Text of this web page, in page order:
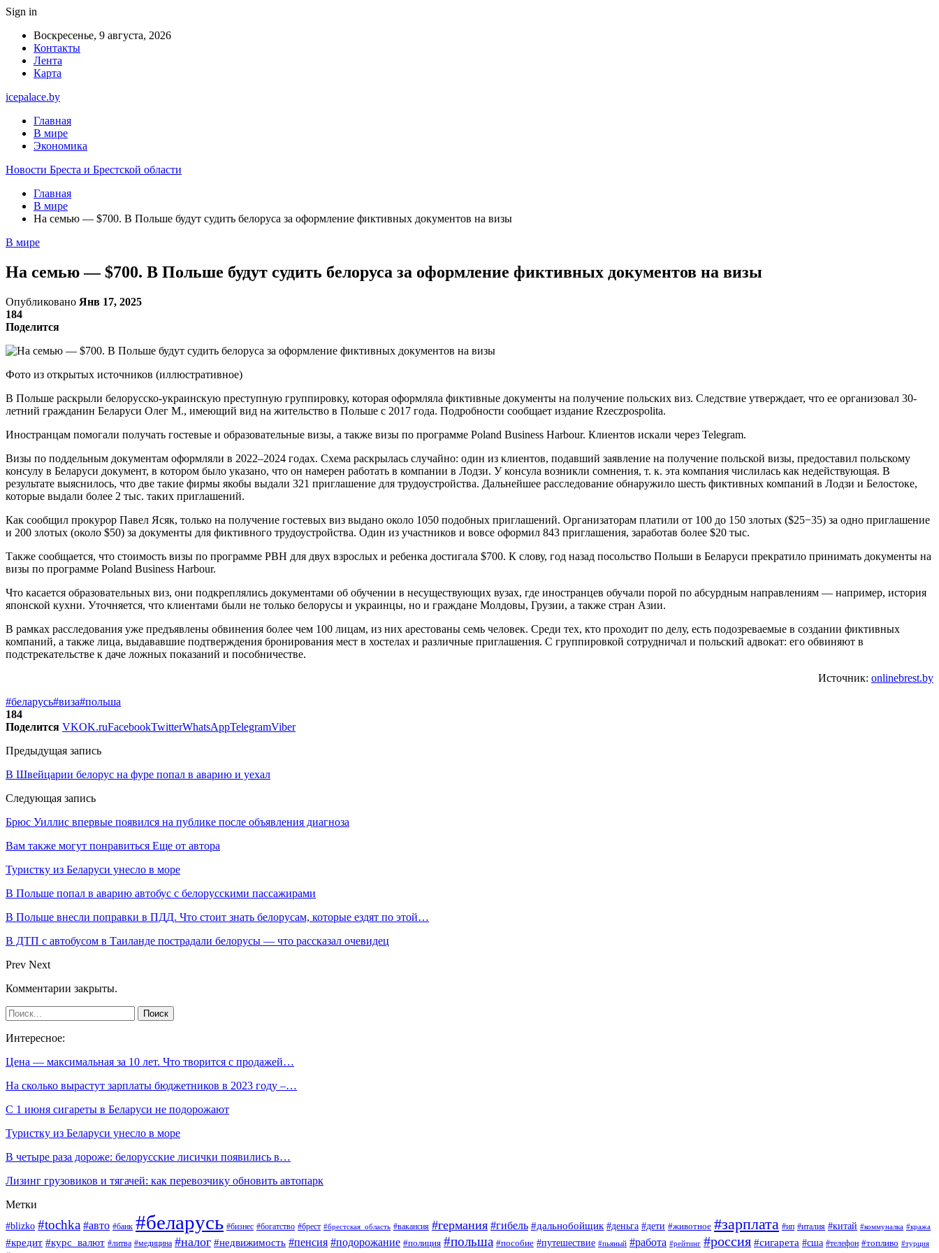
Sign in
Воскресенье, 9 августа, 2026
Контакты
Лента
Карта
icepalace.by
Главная
В мире
Экономика
Новости Бреста и Брестской области
Главная
В мире
На семью — $700. В Польше будут судить белоруса за оформление фиктивных документов на визы
В мире
На семью — $700. В Польше будут судить белоруса за оформление фиктивных документов на визы
Опубликовано Янв 17, 2025
184
Поделится
Фото из открытых источников (иллюстративное)
В Польше раскрыли белорусско-украинскую преступную группировку, которая оформляла фиктивные документы на получение польских виз. Следствие утверждает, что ее организовал 30-
летний гражданин Беларуси Олег М., имеющий вид на жительство в Польше с 2017 года. Подробности сообщает издание Rzeczpospolita.
Иностранцам помогали получать гостевые и образовательные визы, а также визы по программе Poland Business Harbour. Клиентов искали через Telegram.
Визы по поддельным документам оформляли в 2022–2024 годах. Схема раскрылась случайно: один из клиентов, подавший заявление на получение польской визы, предоставил польскому
консулу в Беларуси документ, в котором было указано, что он намерен работать в компании в Лодзи. У консула возникли сомнения, т. к. эта компания числилась как недействующая. В
результате выяснилось, что две такие фирмы якобы выдали 321 приглашение для трудоустройства. Дальнейшее расследование обнаружило шесть фиктивных компаний в Лодзи и Белостоке,
которые выдали более 2 тыс. таких приглашений.
Как сообщил прокурор Павел Ясяк, только на получение гостевых виз выдано около 1050 подобных приглашений. Организаторам платили от 100 до 150 злотых ($25−35) за одно приглашение
и 200 злотых (около $50) за документы для фиктивного трудоустройства. Один из участников и вовсе оформил 843 приглашения, заработав более $20 тыс.
Также сообщается, что стоимость визы по программе PBH для двух взрослых и ребенка достигала $700. К слову, год назад посольство Польши в Беларуси прекратило принимать документы на
визы по программе Poland Business Harbour.
Что касается образовательных виз, они подкреплялись документами об обучении в несуществующих вузах, где иностранцев обучали порой по абсурдным направлениям — например, история
японской кухни. Уточняется, что клиентами были не только белорусы и украинцы, но и граждане Молдовы, Грузии, а также стран Азии.
В рамках расследования уже предъявлены обвинения более чем 100 лицам, из них арестованы семь человек. Среди тех, кто проходит по делу, есть подозреваемые в создании фиктивных
компаний, а также лица, выдававшие подтверждения бронирования мест в хостелах и различные приглашения. С группировкой сотрудничал и польский адвокат: его обвиняют в
подстрекательстве к даче ложных показаний и пособничестве.
Источник: onlinebrest.by
#беларусь#виза#польша
184
Поделится VKOK.ruFacebookTwitterWhatsAppTelegramViber
Предыдущая запись
В Швейцарии белорус на фуре попал в аварию и уехал
Следующая запись
Брюс Уиллис впервые появился на публике после объявления диагноза
Вам также могут понравиться Еще от автора
Туристку из Беларуси унесло в море
В Польше попал в аварию автобус с белорусскими пассажирами
В Польше внесли поправки в ПДД. Что стоит знать белорусам, которые ездят по этой…
В ДТП с автобусом в Таиланде пострадали белорусы — что рассказал очевидец
Prev Next
Комментарии закрыты.
Интересное:
Цена — максимальная за 10 лет. Что творится с продажей…
На сколько вырастут зарплаты бюджетников в 2023 году –…
С 1 июня сигареты в Беларуси не подорожают
Туристку из Беларуси унесло в море
В четыре раза дороже: белорусские лисички появились в…
Лизинг грузовиков и тягачей: как перевозчику обновить автопарк
Метки
#blizko #tochka #авто #банк #беларусь #бизнес #богатство #брест #брестская_область #вакансия #германия #гибель #дальнобойщик #деньга #дети #животное #зарплата #ип #италия #китай #коммуналка #кража
#кредит #курс_валют #литва #медицина #налог #недвижимость #пенсия #подорожание #полиция #польша #пособие #путешествие #пьяный #работа #рейтинг #россия #сигарета #сша #телефон #топливо #турция